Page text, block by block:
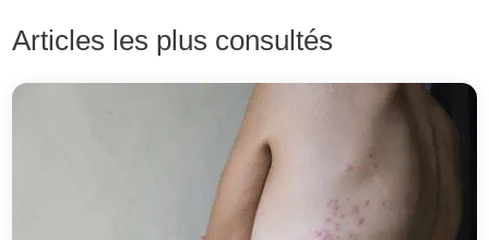
Articles les plus consultés